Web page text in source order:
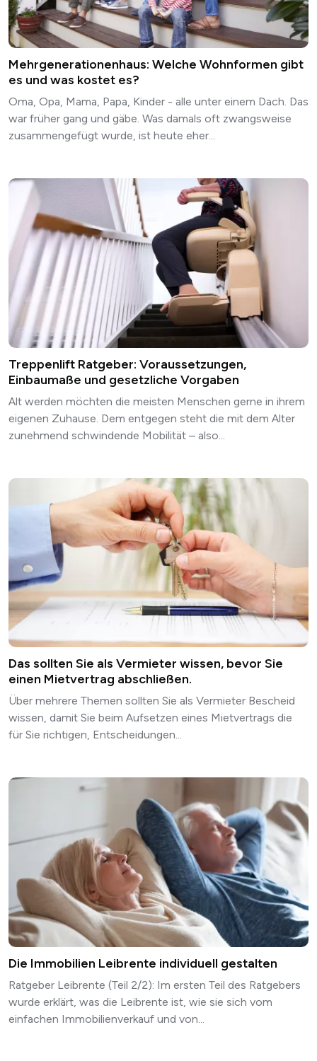
Mehrgenerationenhaus: Welche Wohnformen gibt
es und was kostet es?
Oma, Opa, Mama, Papa, Kinder - alle unter einem Dach. Das
war früher gang und gäbe. Was damals oft zwangsweise
zusammengefügt wurde, ist heute eher...
Treppenlift Ratgeber: Voraussetzungen,
Einbaumaße und gesetzliche Vorgaben
Alt werden möchten die meisten Menschen gerne in ihrem
eigenen Zuhause. Dem entgegen steht die mit dem Alter
zunehmend schwindende Mobilität – also...
Das sollten Sie als Vermieter wissen, bevor Sie
einen Mietvertrag abschließen.
Über mehrere Themen sollten Sie als Vermieter Bescheid
wissen, damit Sie beim Aufsetzen eines Mietvertrags die
für Sie richtigen, Entscheidungen...
Die Immobilien Leibrente individuell gestalten
Ratgeber Leibrente (Teil 2/2): Im ersten Teil des Ratgebers
wurde erklärt, was die Leibrente ist, wie sie sich vom
einfachen Immobilienverkauf und von...